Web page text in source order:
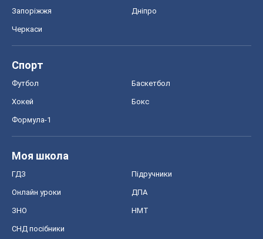
Запоріжжя Дніпро
Черкаси
Спорт
Футбол Баскетбол
Хокей Бокс
Формула-1
Моя школа
ГДЗ Підручники
Онлайн уроки ДПА
ЗНО НМТ
СНД посібники